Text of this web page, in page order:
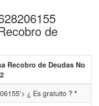
de
Recobro de Deudas No
¿ Es gratuito ? *